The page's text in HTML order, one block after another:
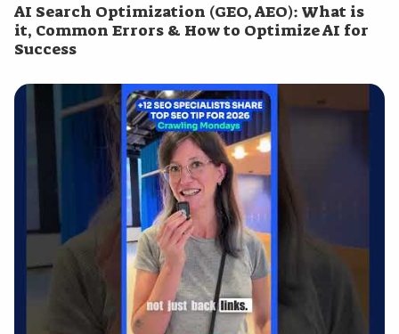
AI Search Optimization (GEO, AEO): What is
it, Common Errors & How to Optimize AI for
Success